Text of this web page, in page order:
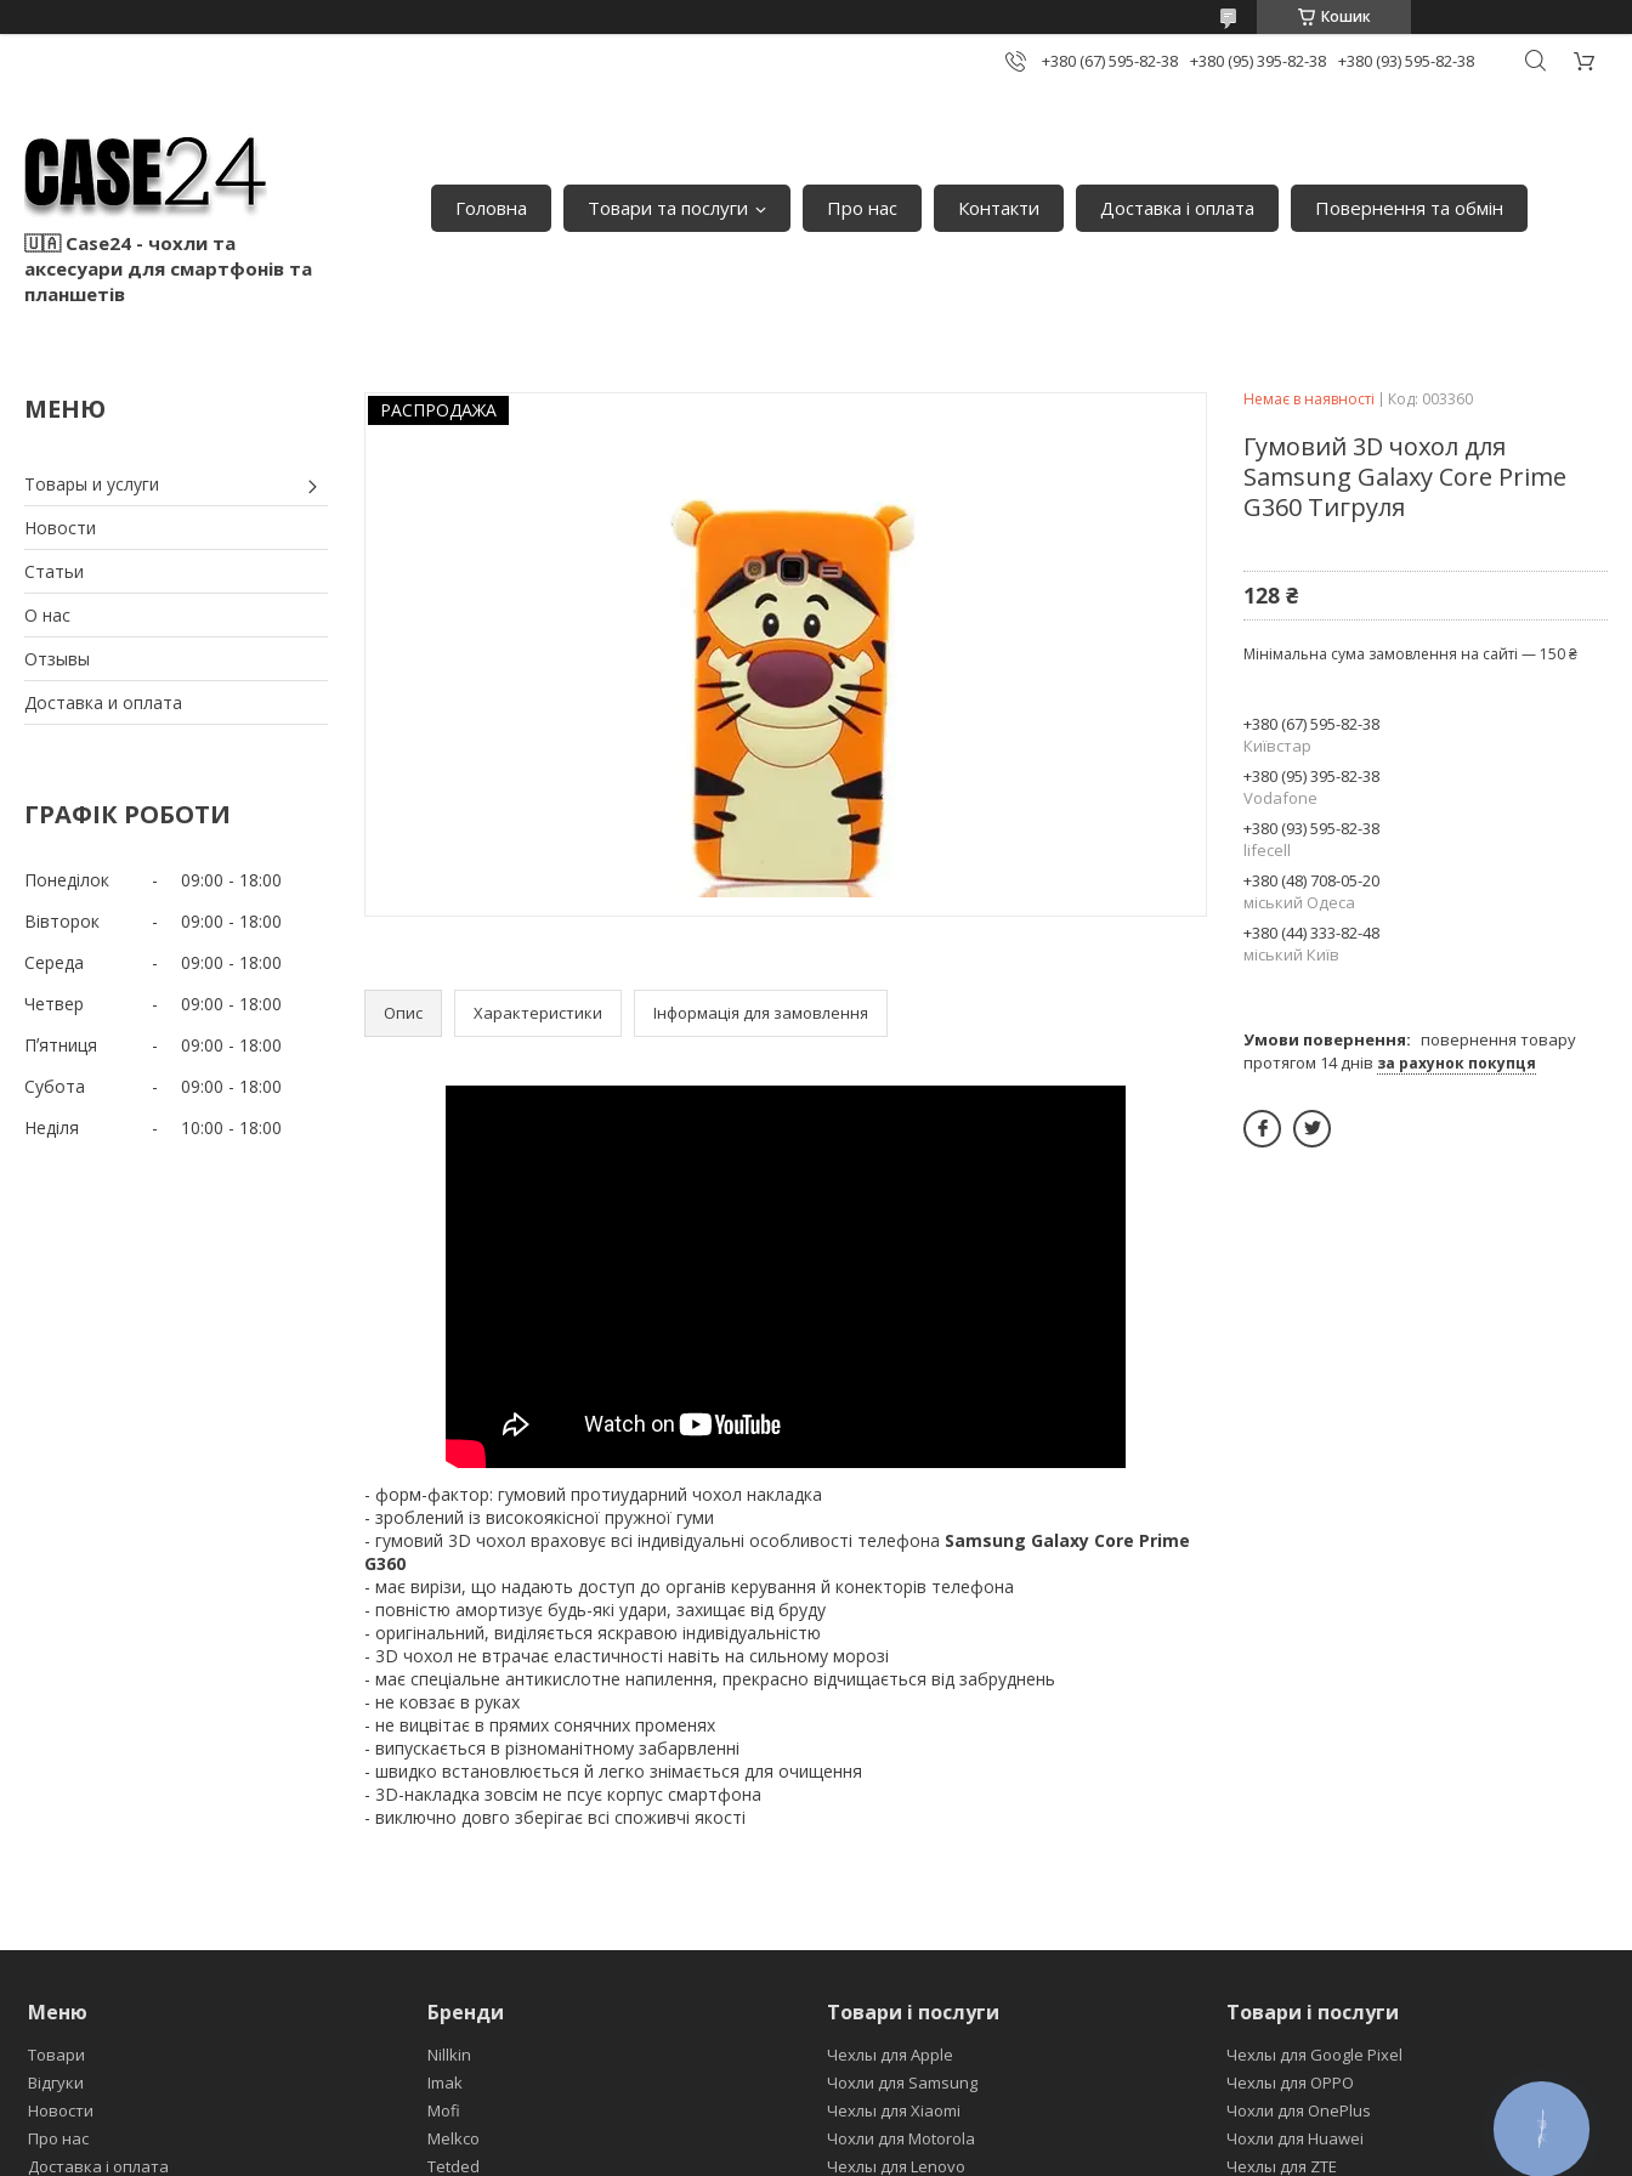
Кошик
+380 (67) 595-82-38 +380 (95) 395-82-38 +380 (93) 595-82-38
🇺🇦 Case24 - чохли та
аксесуари для смартфонів та
планшетів
Головна Товари та послуги Про нас Контакти Доставка і оплата Повернення та обмін
Товары и услуги
Новости
Статьи
О нас
Отзывы
Доставка и оплата
ГРАФІК РОБОТИ
Понеділок 09:00
18:00
Вівторок
09:00
18:00
Середа
09:00
18:00
Четвер
09:00
18:00
Пʼятниця
09:00
18:00
Субота
09:00
18:00
Неділя
10:00 18:00
РАСПРОДАЖА
Опис Характеристики Інформація для замовлення
- форм-фактор: гумовий протиударний чохол накладка
- зроблений із високоякісної пружної гуми
- гумовий 3D чохол враховує всі індивідуальні особливості телефона Samsung Galaxy Core Prime
G360
- має вирізи, що надають доступ до органів керування й конекторів телефона
- повністю амортизує будь-які удари, захищає від бруду
- оригінальний, виділяється яскравою індивідуальністю
- 3D чохол не втрачає еластичності навіть на сильному морозі
- має спеціальне антикислотне напилення, прекрасно відчищається від забруднень
- не ковзає в руках
- не вицвітає в прямих сонячних променях
- випускається в різноманітному забарвленні
- швидко встановлюється й легко знімається для очищення
- 3D-накладка зовсім не псує корпус смартфона
- виключно довго зберігає всі споживчі якості
Немає в наявності Код: 003360
Гумовий 3D чохол для
Samsung Galaxy Core Prime
G360 Тигруля
128 ₴
Мінімальна сума замовлення на сайті — 150 ₴
+380 (67) 595-82-38
Київстар
+380 (95) 395-82-38
Vodafone
+380 (93) 595-82-38
lifecell
+380 (48) 708-05-20
міський Одеса
+380 (44) 333-82-48
міський Київ
повернення товару
протягом 14 днів за рахунок покупця
Меню
Товари
Відгуки
Новости
Про нас
Доставка і оплата
Бренди
Nillkin
Imak
Mofi
Melkco
Tetded
Товари і послуги
Чехлы для Apple
Чохли для Samsung
Чехлы для Xiaomi
Чохли для Motorola
Чехлы для Lenovo
Товари і послуги
Чехлы для Google Pixel
Чехлы для OPPO
Чохли для OnePlus
Чохли для Huawei
Чехлы для ZTE
КНОПКА
ЗВ'ЯЗКУ